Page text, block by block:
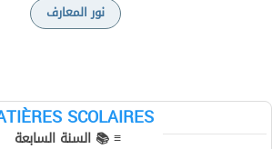
نور المعارف
SCOLAIRES
≡ 📚 السنة السابعة
Devoirs
Exercices
Cours
Devoirs